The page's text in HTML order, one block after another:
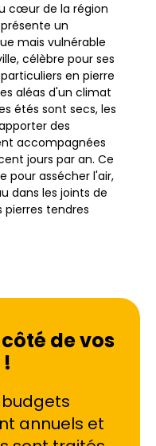
cœur de la région
un
mais vulnérable
célèbre pour ses
en pierre
aléas d'un climat
étés sont secs, les
des
accompagnées
jours par an. Ce
pour assécher l'air,
dans les joints de
pierres tendres
ne se
fine des
capillaires
dans les rez-de-
de vos
budgets
annuels et